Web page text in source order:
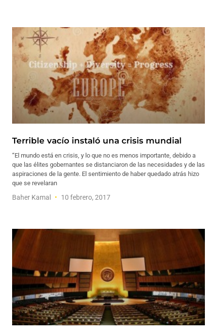
Terrible vacío instaló una crisis mundial
“El mundo está en crisis, y lo que no es menos importante, debido a
que las élites gobernantes se distanciaron de las necesidades y de las
aspiraciones de la gente. El sentimiento de haber quedado atrás hizo
que se revelaran
Baher Kamal 10 febrero, 2017